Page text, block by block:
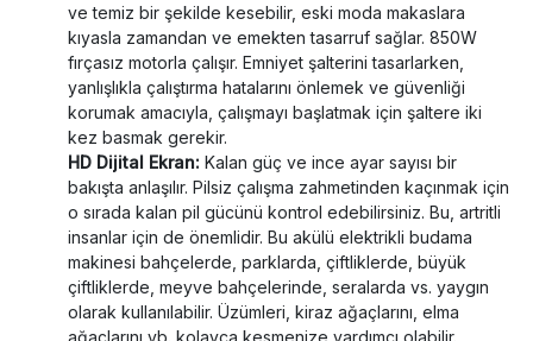
ve temiz bir şekilde kesebilir, eski moda makaslara
kıyasla zamandan ve emekten tasarruf sağlar. 850W
fırçasız motorla çalışır. Emniyet şalterini tasarlarken,
yanlışlıkla çalıştırma hatalarını önlemek ve güvenliği
korumak amacıyla, çalışmayı başlatmak için şaltere iki
kez basmak gerekir.
HD Dijital Ekran: Kalan güç ve ince ayar sayısı bir
bakışta anlaşılır. Pilsiz çalışma zahmetinden kaçınmak için
o sırada kalan pil gücünü kontrol edebilirsiniz. Bu, artritli
insanlar için de önemlidir. Bu akülü elektrikli budama
makinesi bahçelerde, parklarda, çiftliklerde, büyük
çiftliklerde, meyve bahçelerinde, seralarda vs. yaygın
olarak kullanılabilir. Üzümleri, kiraz ağaçlarını, elma